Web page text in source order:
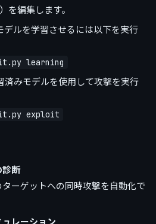
）を編集します。
デルを学習させるには以下を実行
learning
済みモデルを使用して攻撃を実行
exploit
診断
ーゲットへの同時攻撃を自動化で